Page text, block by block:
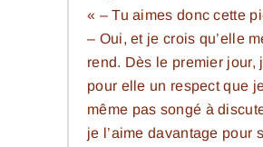
« – Tu aimes donc cette
– Oui, et je crois qu’elle
rend. Dès le premier jour,
pour elle un respect que
même pas songé à
je l’aime davantage pour